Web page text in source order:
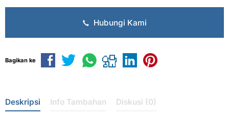
Hubungi Kami
Bagikan ke
Deskripsi Info Tambahan Diskusi (0)